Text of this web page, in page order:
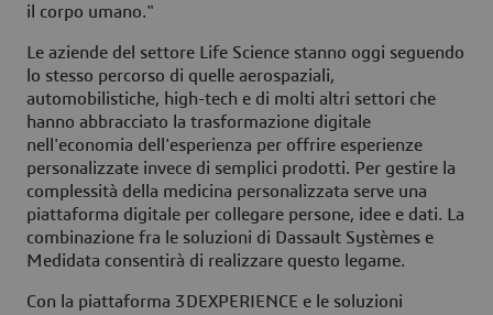
il corpo umano."
Le aziende del settore Life Science stanno oggi seguendo
lo stesso percorso di quelle aerospaziali,
automobilistiche, high-tech e di molti altri settori che
hanno abbracciato la trasformazione digitale
nell'economia dell'esperienza per offrire esperienze
personalizzate invece di semplici prodotti. Per gestire la
complessità della medicina personalizzata serve una
piattaforma digitale per collegare persone, idee e dati. La
combinazione fra le soluzioni di Dassault Systèmes e
Medidata consentirà di realizzare questo legame.
Con la piattaforma 3DEXPERIENCE e le soluzioni